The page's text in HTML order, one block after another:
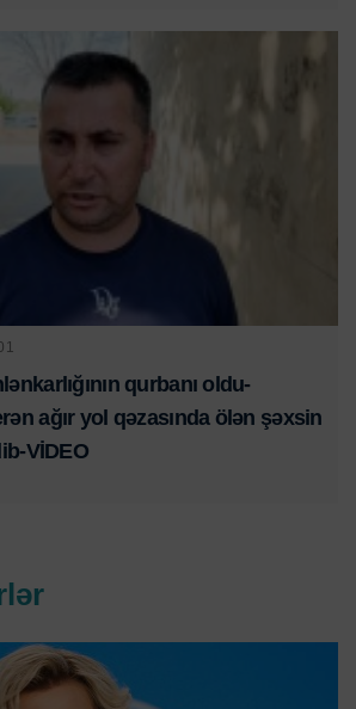
qurbanı oldu-
ağır yol qəzasında ölən şəxsin
VİDEO